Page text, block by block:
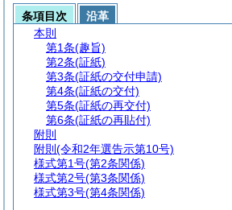
条項目次
沿革
本則
第1条(趣旨)
第2条(証紙)
第3条(証紙の交付申請)
第4条(証紙の交付)
第5条(証紙の再交付)
第6条(証紙の再貼付)
附則
附則 (令和2年選告示第10号)
様式第1号(第2条関係)
様式第2号(第3条関係)
様式第3号(第4条関係)